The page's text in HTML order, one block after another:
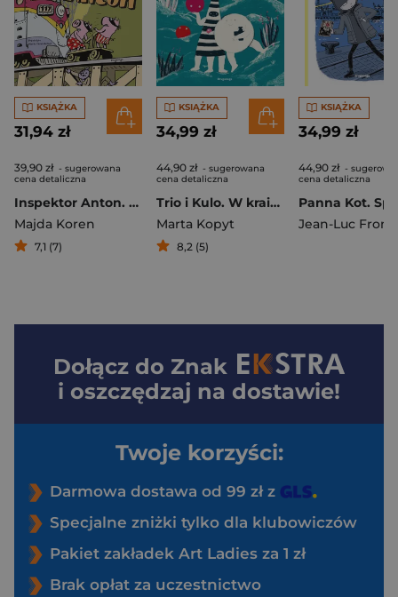
KSIĄŻKA
31,94 zł
39,90 zł - sugerowana
cena detaliczna
Inspektor Anton. Beret i Kapot
Majda Koren
7,1 (7)
KSIĄŻKA
34,99 zł
44,90 zł - sugerowana
cena detaliczna
Trio i Kulo. W krainie matematyki
Marta Kopyt
8,2 (5)
KSIĄŻKA
34,99 zł
44,90 zł -
cena detaliczna
Jean-Luc
Dołącz do Znak
i oszczędzaj na dostawie!
Twoje korzyści:
Darmowa dostawa od 99 zł z
Specjalne zniżki tylko dla klubowiczów
Pakiet zakładek Art Ladies za 1 zł
Brak opłat za uczestnictwo